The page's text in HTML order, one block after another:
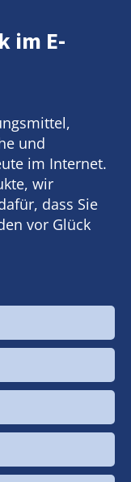
im E-
und
im Internet.
wir
dass Sie
vor Glück